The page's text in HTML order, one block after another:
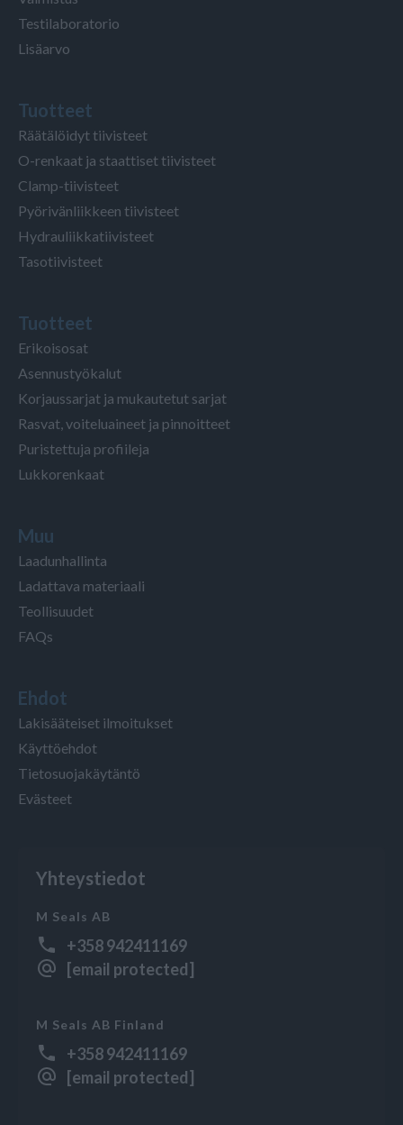
Testilaboratorio
Lisäarvo
Tuotteet
Räätälöidyt tiivisteet
O-renkaat ja staattiset tiivisteet
Clamp-tiivisteet
Pyörivänliikkeen tiivisteet
Hydrauliikkatiivisteet
Tasotiivisteet
Tuotteet
Erikoisosat
Asennustyökalut
Korjaussarjat ja mukautetut sarjat
Rasvat, voiteluaineet ja pinnoitteet
Puristettuja profiileja
Lukkorenkaat
Muu
Laadunhallinta
Ladattava materiaali
Teollisuudet
FAQs
Ehdot
Lakisääteiset ilmoitukset
Käyttöehdot
Tietosuojakäytäntö
Evästeet
Yhteystiedot
M Seals AB
+358 942411169
[email protected]
M Seals AB Finland
+358 942411169
[email protected]